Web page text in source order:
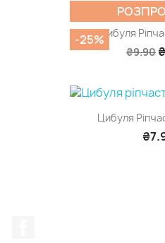
Цибуля
₴9.90
-25%
Цибуля